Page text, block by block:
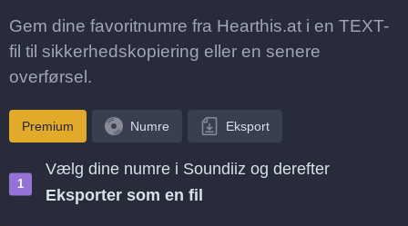
Gem dine favoritnumre fra Hearthis.at i en TEXT-
fil til sikkerhedskopiering eller en senere
overførsel.
Premium Numre Eksport
Vælg dine numre i Soundiiz og derefter
Eksporter som en fil